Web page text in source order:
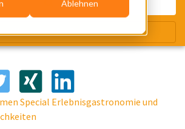
Ablehnen
Special Erlebnisgastronomie und
Wir suchen für Dich